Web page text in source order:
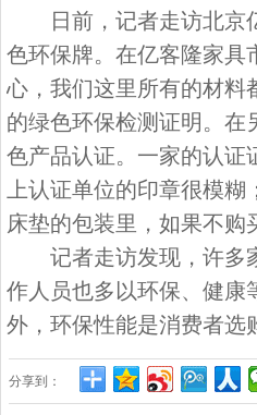
日前，记者走访北京亿
色环保牌。在亿客隆家具
心，我们这里所有的材料
的绿色环保检测证明。在
色产品认证。一家的认证
上认证单位的印章很模
床垫的包装里，如果不购
记者走访发现，许多家
作人员也多以环保、健康
外，环保性能是消费者选
分享到：